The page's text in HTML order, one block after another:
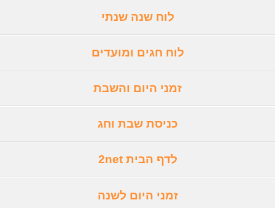
לוח שנה שנתי
לוח חגים ומועדים
זמני היום והשבת
כניסת שבת וחג
לדף הבית 2net
זמני היום לשנה